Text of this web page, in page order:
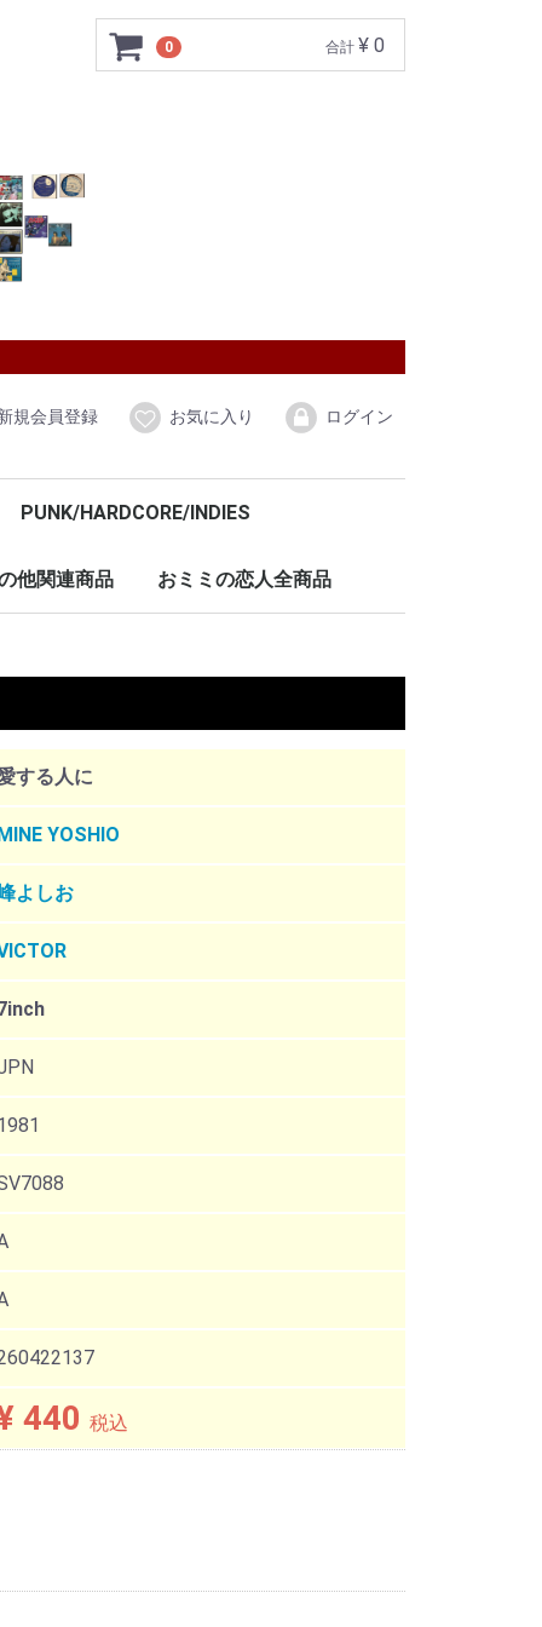
0 合計 ¥ 0
規会員登録 お気に入り ログイン
PUNK/HARDCORE/INDIES
LP/12inch/10inch
7inch
他関連商品 おミミの恋人全商品
する人に
MINE YOSHIO
よしお
440 税込